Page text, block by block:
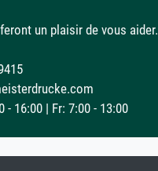
un plaisir de vous aider.
- 16:00 | Fr: 7:00 - 13:00